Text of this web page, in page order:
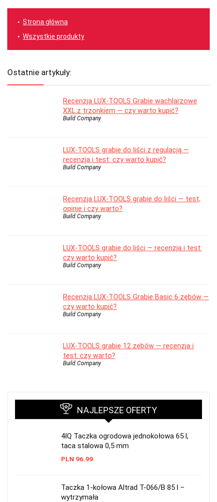
Strona główna
Wszystkie produkty
Ostatnie artykuły:
Recenzja LUX-TOOLS Grabie wachlarzowe
XXL z trzonkiem — czy warto kupić?
Build Company
LUX-TOOLS grabie do liści z regulacją —
recenzja i test: czy warto kupić?
Build Company
Recenzja LUX-TOOLS grabie do liści — test,
opinie i czy warto?
Build Company
LUX-TOOLS grabie do liści — recenzja i test:
czy warto kupić?
Build Company
Recenzja LUX-TOOLS Grabie Basic 6 zębów —
czy warto kupić?
Build Company
LUX-TOOLS grabie 12 zębów — recenzja i
test: czy warto?
Build Company
NAJLEPSZE OFERTY
4IQ Taczka ogrodowa jednokołowa 65 l,
taca stalowa 0,5 mm
PLN 96.99
Taczka 1-kołowa Altrad T-066/B 85 l –
wytrzymała